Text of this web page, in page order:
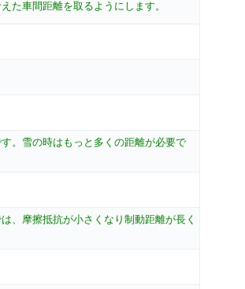
た車間距離を取るようにします。
。雪の時はもっと多くの距離が必要で
、摩擦抵抗が小さくなり制動距離が長く